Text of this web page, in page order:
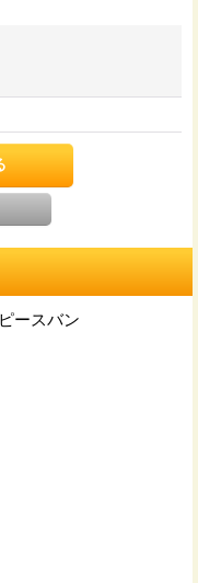
ースバン